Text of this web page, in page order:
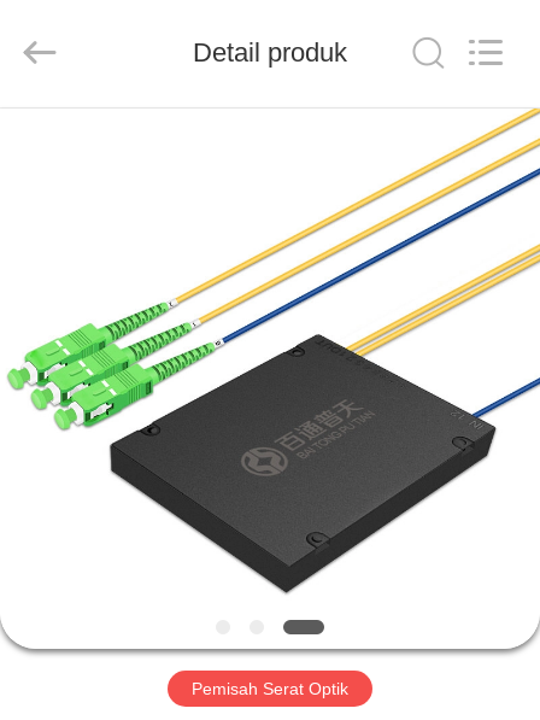
KAMI
TUR
PABRIK
KONTROL
HUBUNGI
KAMI
Ltd..
Detail produk
Pemisah Serat Optik